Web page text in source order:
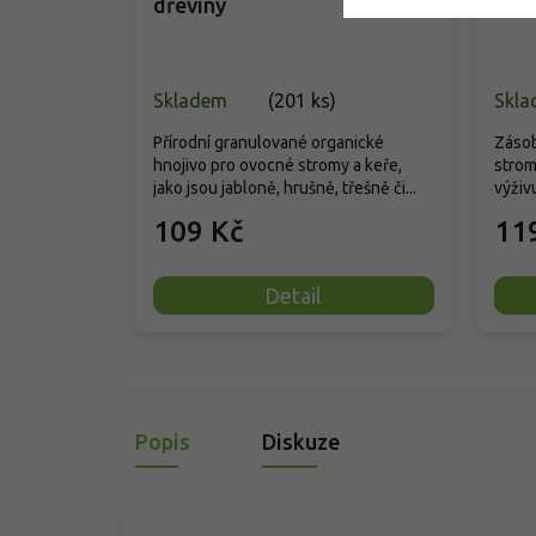
Skladem (201 ks)
109 Kč
Detail
Přírodní granulované organické
hnojivo pro ovocné stromy a keře,
jako jsou jabloně, hrušně, třešně či...
Popis Diskuze